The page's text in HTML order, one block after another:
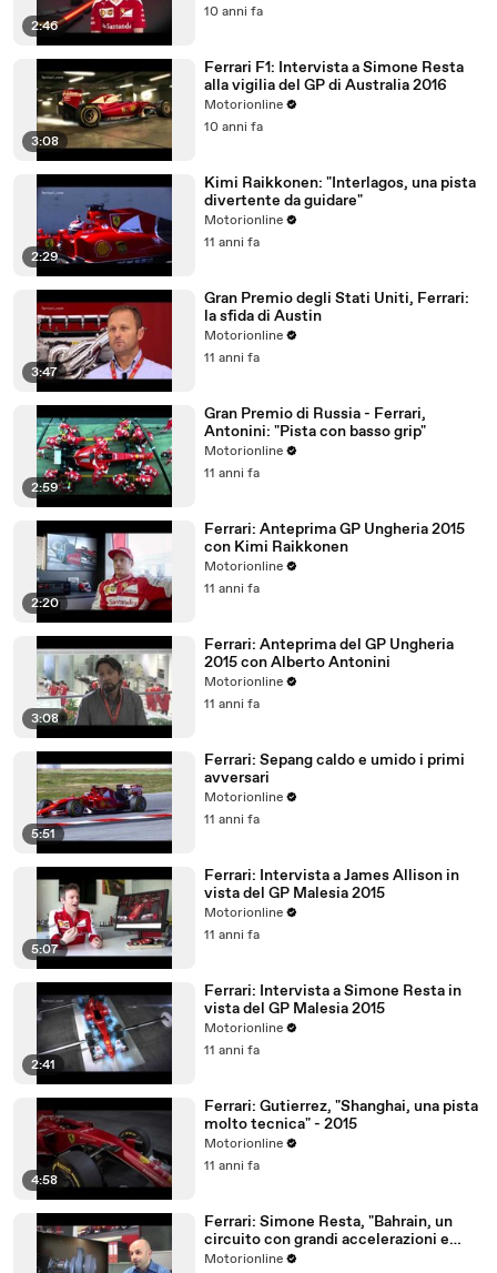
2:46
10 anni fa
3:08
Ferrari F1: Intervista a Simone Resta
alla vigilia del GP di Australia 2016
Motorionline
10 anni fa
2:29
Kimi Raikkonen: "Interlagos, una pista
divertente da guidare"
Motorionline
11 anni fa
3:47
Gran Premio degli Stati Uniti, Ferrari:
la sfida di Austin
Motorionline
11 anni fa
2:59
Gran Premio di Russia - Ferrari,
Antonini: "Pista con basso grip"
Motorionline
11 anni fa
2:20
Ferrari: Anteprima GP Ungheria 2015
con Kimi Raikkonen
Motorionline
11 anni fa
3:08
Ferrari: Anteprima del GP Ungheria
2015 con Alberto Antonini
Motorionline
11 anni fa
5:51
Ferrari: Sepang caldo e umido i primi
avversari
Motorionline
11 anni fa
5:07
Ferrari: Intervista a James Allison in
vista del GP Malesia 2015
Motorionline
11 anni fa
2:41
Ferrari: Intervista a Simone Resta in
vista del GP Malesia 2015
Motorionline
11 anni fa
4:58
Ferrari: Gutierrez, "Shanghai, una pista
molto tecnica" - 2015
Motorionline
11 anni fa
Ferrari: Simone Resta, "Bahrain, un
circuito con grandi accelerazioni e
frenate"
Motorionline